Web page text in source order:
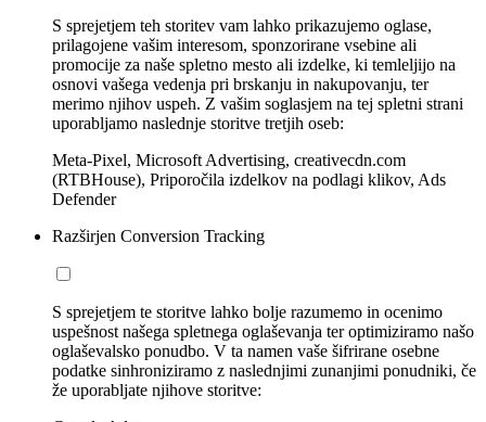
S sprejetjem teh storitev vam lahko prikazujemo oglase,
prilagojene vašim interesom, sponzorirane vsebine ali
promocije za naše spletno mesto ali izdelke, ki temleljijo na
osnovi vašega vedenja pri brskanju in nakupovanju, ter
merimo njihov uspeh. Z vašim soglasjem na tej spletni strani
uporabljamo naslednje storitve tretjih oseb:
Meta-Pixel, Microsoft Advertising, creativecdn.com
(RTBHouse), Priporočila izdelkov na podlagi klikov, Ads
Defender
Razširjen Conversion Tracking
S sprejetjem te storitve lahko bolje razumemo in ocenimo
uspešnost našega spletnega oglaševanja ter optimiziramo našo
oglaševalsko ponudbo. V ta namen vaše šifrirane osebne
podatke sinhroniziramo z naslednjimi zunanjimi ponudniki, če
že uporabljate njihove storitve: